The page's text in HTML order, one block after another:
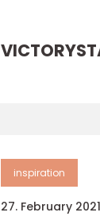
inspiration
27. February 2021